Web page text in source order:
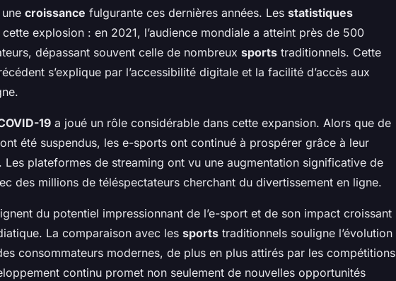
croissance fulgurante ces dernières années. Les statistiques
explosion : en 2021, l’audience mondiale a atteint près de 500
dépassant souvent celle de nombreux sports traditionnels. Cette
s’explique par l’accessibilité digitale et la facilité d’accès aux
19 a joué un rôle considérable dans cette expansion. Alors que de
été suspendus, les e-sports ont continué à prospérer grâce à leur
Les plateformes de streaming ont vu une augmentation significative de
des millions de téléspectateurs cherchant du divertissement en ligne.
du potentiel impressionnant de l’e-sport et de son impact croissant
La comparaison avec les sports traditionnels souligne l’évolution
consommateurs modernes, de plus en plus attirés par les compétitions
continu promet non seulement de nouvelles opportunités